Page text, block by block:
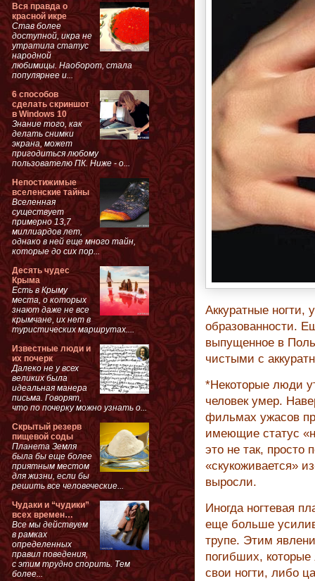
Аккуратные ногти,
образованности.
выпущенное в
чистыми с
*Некоторые люди
человек умер.
фильмах ужасов
имеющие статус
это не так, просто
«скукоживается»
выросли.
Иногда ногтевая
еще больше
трупе. Этим
погибших,
свои ногти, либо
Вся правда о
красной икре
Став более
доступной, икра не
утратила статус
народной
любимицы. Наоборот, стала
популярнее и...
6 способов
сделать скриншот
в Windows 10
Знание того, как
делать снимки
экрана, может
пригодиться любому
пользователю ПК. Ниже - о...
Непостижимые
вселенские тайны
Вселенная
существует
примерно 13,7
миллиардов лет,
однако в ней еще много тайн,
которые до сих пор...
Десять чудес
Крыма
Есть в Крыму
места, о которых
знают даже не все
крымчане, их нет в
туристических маршрутах....
Известные люди и
их почерк
Далеко не у всех
великих была
идеальная манера
письма. Говорят,
что по почерку можно узнать о...
Скрытый резерв
пищевой соды
Планета Земля
была бы еще более
приятным местом
для жизни, если бы
решить все человеческие...
Чудаки и “чудики”
всех времен…
Все мы действуем
в рамках
определенных
правил поведения,
с этим трудно спорить. Тем
более...